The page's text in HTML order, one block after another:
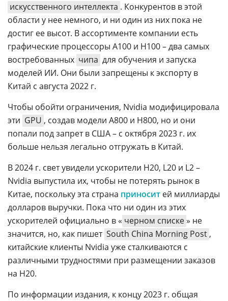
искусственного интеллекта . Конкурентов в этой
области у нее немного, и ни один из них пока не
достиг ее высот. В ассортименте компании есть
графические процессоры А100 и Н100 – два самых
востребованных чипа для обучения и запуска
моделей ИИ. Они были запрещены к экспорту в
Китай с августа 2022 г.
Чтобы обойти ограничения, Nvidia модифицировала
эти GPU , создав модели A800 и H800, но и они
попали под запрет в США – с октября 2023 г. их
больше нельзя легально отгружать в Китай.
В 2024 г. свет увидели ускорители H20, L20 и L2 –
Nvidia выпустила их, чтобы не потерять рынок в
Китае, поскольку эта страна приносит ей миллиарды
долларов выручки. Пока что ни один из этих
ускорителей официально в « черном списке» не
значится, но, как пишет South China Morning Post ,
китайские клиенты Nvidia уже сталкиваются с
различными трудностями при размещении заказов
на H20.
По информации издания, к концу 2023 г. общая